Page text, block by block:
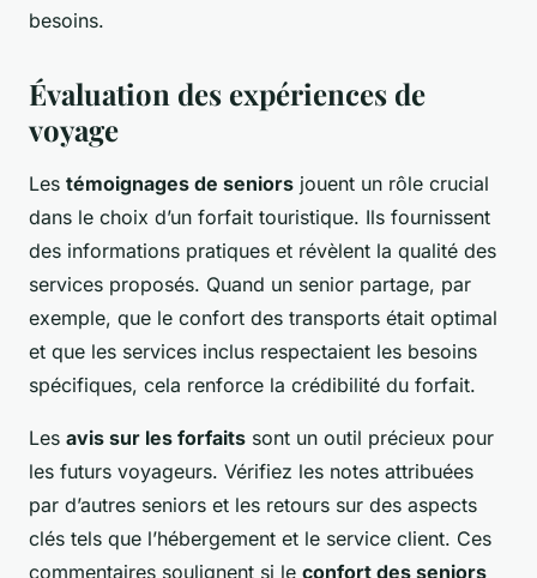
besoins.
Évaluation des expériences de
voyage
Les témoignages de seniors jouent un rôle crucial
dans le choix d’un forfait touristique. Ils fournissent
des informations pratiques et révèlent la qualité des
services proposés. Quand un senior partage, par
exemple, que le confort des transports était optimal
et que les services inclus respectaient les besoins
spécifiques, cela renforce la crédibilité du forfait.
Les avis sur les forfaits sont un outil précieux pour
les futurs voyageurs. Vérifiez les notes attribuées
par d’autres seniors et les retours sur des aspects
clés tels que l’hébergement et le service client. Ces
commentaires soulignent si le confort des seniors